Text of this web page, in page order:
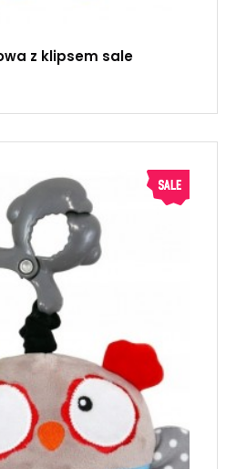
z klipsem sale